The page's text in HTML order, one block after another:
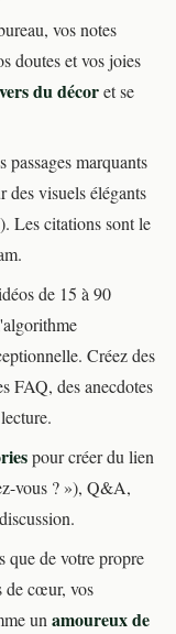
vos notes
doutes et vos joies
du décoret se
passages marquants
des visuels élégants
Les citations sont le
de 15 à 90
Créez des
FAQ, des anecdotes
pour créer du lien
vous ? »), Q&A,
que de votre propre
de cœur, vos
unamoureux de